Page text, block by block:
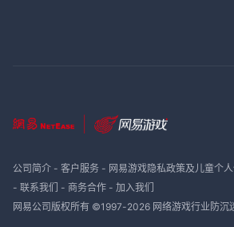
公司简介- 客户服务- 网易游戏隐私政策及儿童个
- 联系我们 - 商务合作- 加入我们
网易公司版权所有 ©1997-2026 网络游戏行业防沉